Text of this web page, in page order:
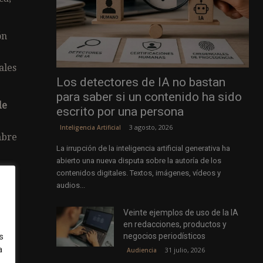
Los detectores de IA no bastan
para saber si un contenido ha sido
escrito por una persona
Inteligencia Artificial 3 agosto, 2026
La irrupción de la inteligencia artificial generativa ha
abierto una nueva disputa sobre la autoría de los
contenidos digitales. Textos, imágenes, vídeos y
audios...
Veinte ejemplos de uso de la IA
en redacciones, productos y
negocios periodísticos
Audiencia 31 julio, 2026